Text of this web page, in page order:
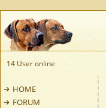
14 User online
HOME
FORUM